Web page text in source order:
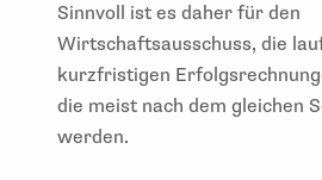
Sinnvoll ist es daher für den
Wirtschaftsausschuss, die
kurzfristigen
die meist nach dem gleichen
werden.